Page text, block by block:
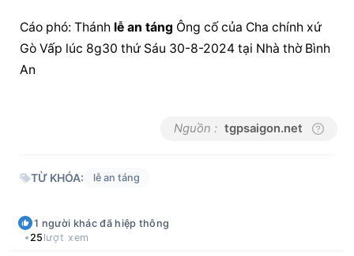
Cáo phó: Thánh lễ an táng Ông cố của Cha chính xứ
Gò Vấp lúc 8g30 thứ Sáu 30-8-2024 tại Nhà thờ Bình
An
Nguồn : tgpsaigon.net
TỪ KHÓA: lễ an táng
1 người khác đã hiệp thông
25 lượt xem